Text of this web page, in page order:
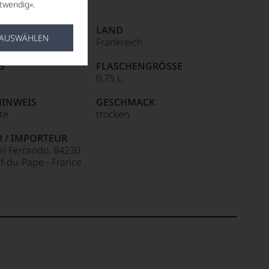
/ IMPORTEUR
Ferrando, 84230
du-Pape - France
LAND
Frankreich
FLASCHENGRÖSSE
0,75 L
GESCHMACK
trocken